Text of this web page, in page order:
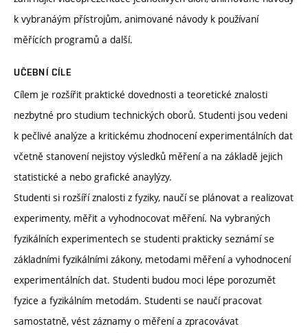
k vybranáým přístrojům, animované návody k používaní
měřících programů a další.
UČEBNÍ CÍLE
Cílem je rozšířit praktické dovednosti a teoretické znalosti
nezbytné pro studium technických oborů. Studenti jsou vedeni
k pečlivé analýze a kritickému zhodnocení experimentálních dat
včetně stanovení nejistoy výsledků měření a na základě jejich
statistické a nebo grafické anaylýzy.
Studenti si rozšíří znalosti z fyziky, naučí se plánovat a realizovat
experimenty, měřit a vyhodnocovat měření. Na vybraných
fyzikálních experimentech se studenti prakticky seznámí se
základními fyzikálními zákony, metodami měření a vyhodnocení
experimentálních dat. Studenti budou moci lépe porozumět
fyzice a fyzikálním metodám. Studenti se naučí pracovat
samostatně, vést záznamy o měření a zpracovávat